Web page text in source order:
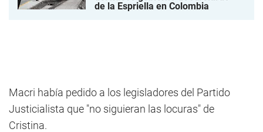
de la Espriella en Colombia
Macri había pedido a los legisladores del Partido
Justicialista que "no siguieran las locuras" de
Cristina.